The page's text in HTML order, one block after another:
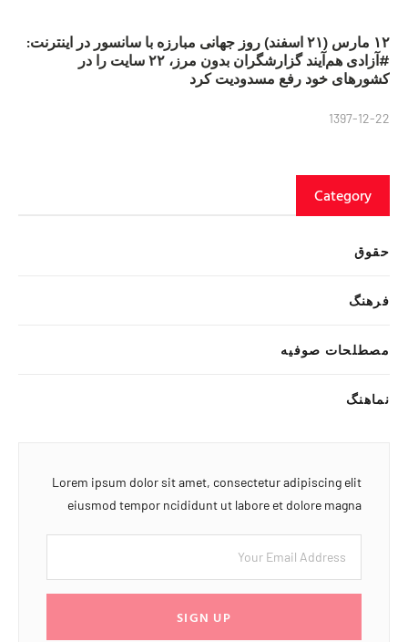
۱۲ مارس (۲۱ اسفند) روز جهانی مبارزه با سانسور در اینترنت:
#آزادی هم‌آیند گزارشگران‌ بدون مرز، ۲۲ سایت را در
کشورهای خود رفع مسدودیت کرد
1397-12-22
Category
حقوق
فرهنگ
مصطلحات صوفیه
نماهنگ
Lorem ipsum dolor sit amet, consectetur adipiscing elit
eiusmod tempor ncididunt ut labore et dolore magna
SIGN UP